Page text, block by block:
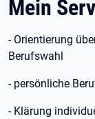
Mein
- Orientierung
Berufswahl
- persönliche
- Klärung